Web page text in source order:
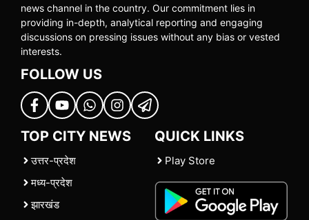
news channel in the country. Our commitment lies in
providing in-depth, analytical reporting and engaging
discussions on pressing issues without any bias or vested
interests.
FOLLOW US
TOP CITY NEWS
उत्तर-प्रदेश
मध्य-प्रदेश
झारखंड
QUICK LINKS
Play Store